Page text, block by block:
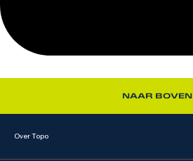
NAAR BOVEN
Over Topo